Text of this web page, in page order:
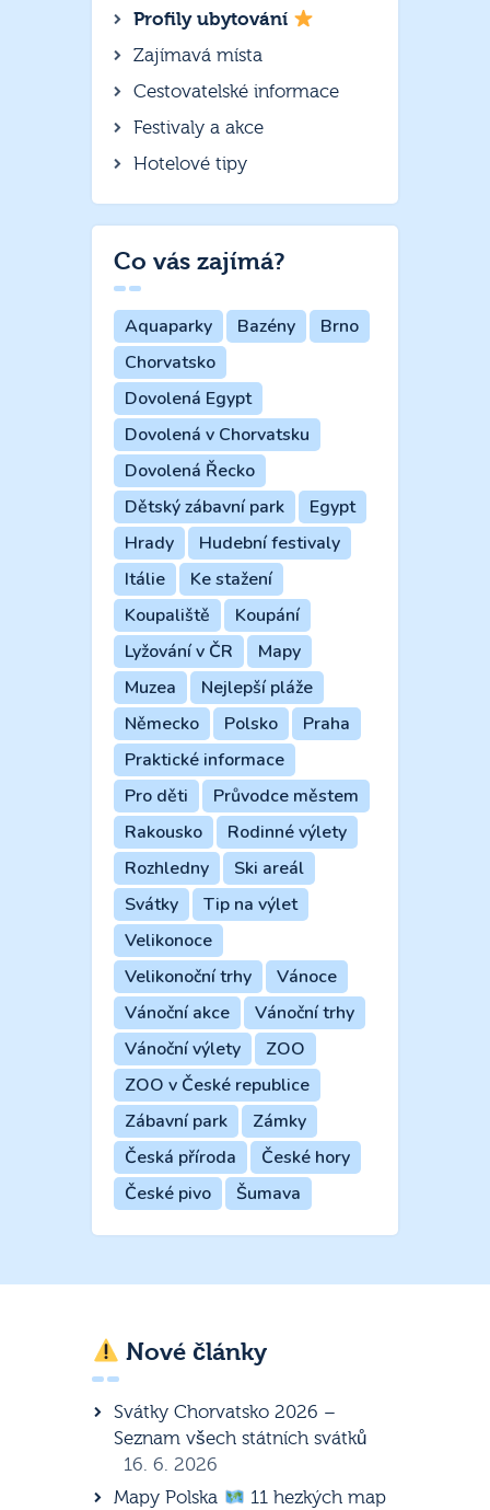
Profily ubytování
Zajímavá místa
Cestovatelské informace
Festivaly a akce
Hotelové tipy
Co vás zajímá?
Aquaparky Bazény
Brno
Chorvatsko
Dovolená Egypt
Dovolená v Chorvatsku
Dovolená Řecko
Dětský zábavní park
Egypt
Hrady
Hudební festivaly
Itálie
Ke stažení
Koupaliště
Koupání
Lyžování v ČR
Mapy
Muzea
Nejlepší pláže
Německo
Polsko
Praha
Praktické informace
Pro děti
Průvodce městem
Rakousko
Rodinné výlety
Rozhledny
Ski areál
Svátky
Tip na výlet
Velikonoce
Velikonoční trhy
Vánoce
Vánoční akce
Vánoční trhy
Vánoční výlety
ZOO
ZOO v České republice
Zábavní park
Zámky
Česká příroda
České hory
České pivo
Šumava
Nové články
Svátky Chorvatsko 2026 –
Seznam všech státních svátků
16. 6. 2026
Mapy Polska
11 hezkých map